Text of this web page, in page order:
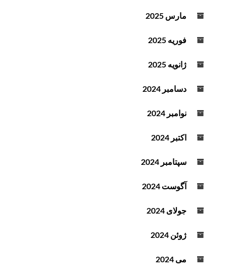
مارس 2025
فوریه 2025
ژانویه 2025
دسامبر 2024
نوامبر 2024
اکتبر 2024
سپتامبر 2024
آگوست 2024
جولای 2024
ژوئن 2024
می 2024